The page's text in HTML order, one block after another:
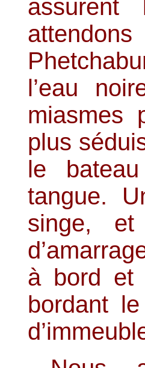
assurent
l’eau
miasmes
plus
le
tangue.
singe,
à bord et
bordant